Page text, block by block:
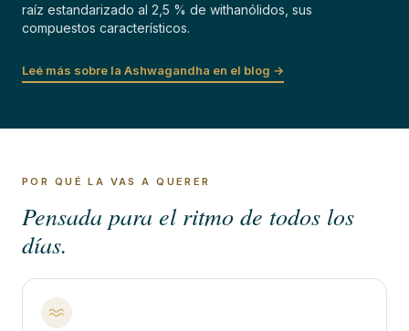
raíz estandarizado al 2,5 % de withanólidos, sus
compuestos característicos.
Leé más sobre la Ashwagandha en el blog →
POR QUÉ LA VAS A QUERER
Pensada para el ritmo de todos los
días.